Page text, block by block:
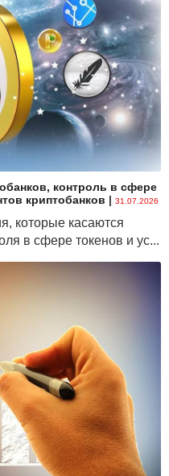
контроль в сфере
криптобанков | 31.07.2026
которые касаются
в сфере токенов и ус...